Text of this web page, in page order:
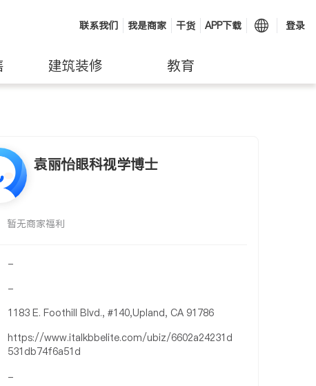
联系我们 我是商家 干货 APP下载 登录
建筑装修 教育
袁丽怡眼科视学博士
暂无商家福利
-
-
1183 E. Foothill Blvd., #140,Upland, CA 91786
https://www.italkbbelite.com/ubiz/6602a24231d
531db74f6a51d
-